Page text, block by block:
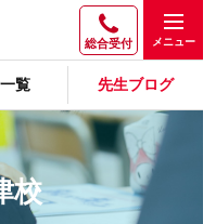
総合受付
覧 先生ブログ
校